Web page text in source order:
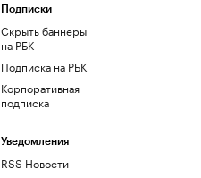
Подписки
Скрыть баннеры
на РБК
Подписка на РБК
Корпоративная
подписка
Уведомления
RSS Новости